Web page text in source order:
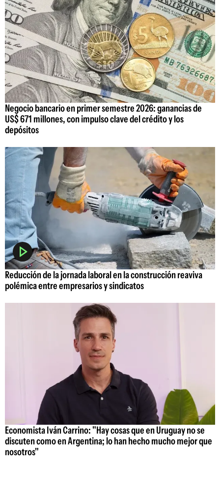
Negocio bancario en primer semestre 2026: ganancias de
US$ 671 millones, con impulso clave del crédito y los
depósitos
Reducción de la jornada laboral en la construcción reaviva
polémica entre empresarios y sindicatos
Economista Iván Carrino: "Hay cosas que en Uruguay no se
discuten como en Argentina; lo han hecho mucho mejor que
nosotros"